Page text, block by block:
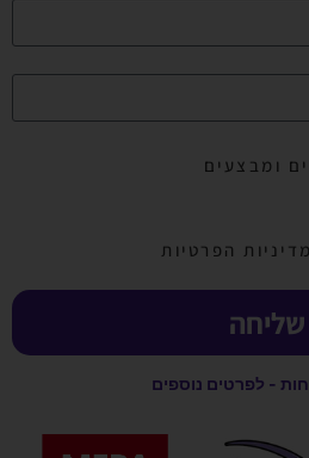
ומבצעים
הפרטיות
שליחה
- לפרטים נוספים